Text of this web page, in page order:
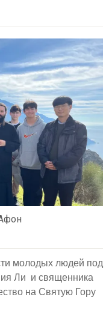
молодых людей под
Ли и священника
на Святую Гору